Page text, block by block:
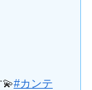
#カンテ